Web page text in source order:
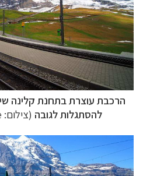
הרכבת עוצרת בתחנת קלינה
להסתגלות לגובה (צילום: